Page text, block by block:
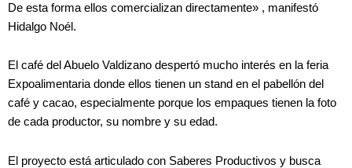
De esta forma ellos comercializan directamente» , manifestó
Hidalgo Noél.
El café del Abuelo Valdizano despertó mucho interés en la feria
Expoalimentaria donde ellos tienen un stand en el pabellón del
café y cacao, especialmente porque los empaques tienen la foto
de cada productor, su nombre y su edad.
El proyecto está articulado con Saberes Productivos y busca